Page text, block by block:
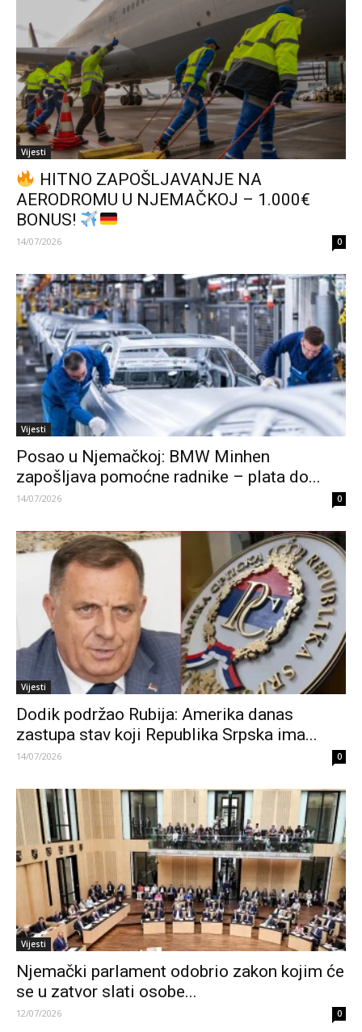
Vijesti
HITNO ZAPOŠLJAVANJE NA
AERODROMU U NJEMAČKOJ – 1.000€
BONUS!
14/07/2026 0
Vijesti
Posao u Njemačkoj: BMW Minhen
zapošljava pomoćne radnike – plata do...
14/07/2026 0
Vijesti
Dodik podržao Rubija: Amerika danas
zastupa stav koji Republika Srpska ima...
14/07/2026 0
Vijesti
Njemački parlament odobrio zakon kojim će
se u zatvor slati osobe...
12/07/2026 0